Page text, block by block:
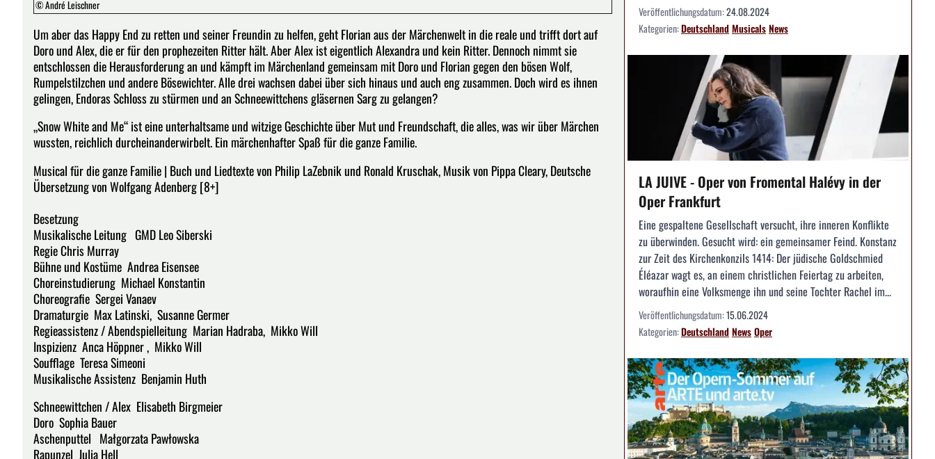
© André Leischner
Um aber das Happy End zu retten und seiner Freundin zu helfen, geht Florian aus der Märchenwelt in die reale und trifft dort auf
Doro und Alex, die er für den prophezeiten Ritter hält. Aber Alex ist eigentlich Alexandra und kein Ritter. Dennoch nimmt sie
entschlossen die Herausforderung an und kämpft im Märchenland gemeinsam mit Doro und Florian gegen den bösen Wolf,
Rumpelstilzchen und andere Bösewichter. Alle drei wachsen dabei über sich hinaus und auch eng zusammen. Doch wird es ihnen
gelingen, Endoras Schloss zu stürmen und an Schneewittchens gläsernen Sarg zu gelangen?
„Snow White and Me“ ist eine unterhaltsame und witzige Geschichte über Mut und Freundschaft, die alles, was wir über Märchen
wussten, reichlich durcheinanderwirbelt. Ein märchenhafter Spaß für die ganze Familie.
Musical für die ganze Familie | Buch und Liedtexte von Philip LaZebnik und Ronald Kruschak, Musik von Pippa Cleary, Deutsche
Übersetzung von Wolfgang Adenberg [8+]
Besetzung
Musikalische Leitung GMD Leo Siberski
Regie Chris Murray
Bühne und Kostüme Andrea Eisensee
Choreinstudierung Michael Konstantin
Choreografie Sergei Vanaev
Dramaturgie Max Latinski, Susanne Germer
Regieassistenz / Abendspielleitung Marian Hadraba, Mikko Will
Inspizienz Anca Höppner , Mikko Will
Soufflage Teresa Simeoni
Musikalische Assistenz Benjamin Huth
Schneewittchen / Alex Elisabeth Birgmeier
Doro Sophia Bauer
Aschenputtel Małgorzata Pawłowska
Rapunzel Julia Hell
Veröffentlichungsdatum:24.08.2024
Kategorien:DeutschlandMusicalsNews
LA JUIVE - Oper von Fromental Halévy in der
Oper Frankfurt
Eine gespaltene Gesellschaft versucht, ihre inneren Konflikte
zu überwinden. Gesucht wird: ein gemeinsamer Feind. Konstanz
zur Zeit des Kirchenkonzils 1414: Der jüdische Goldschmied
Éléazar wagt es, an einem christlichen Feiertag zu arbeiten,
woraufhin eine Volksmenge ihn und seine Tochter Rachel im...
Veröffentlichungsdatum:15.06.2024
Kategorien:DeutschlandNewsOper